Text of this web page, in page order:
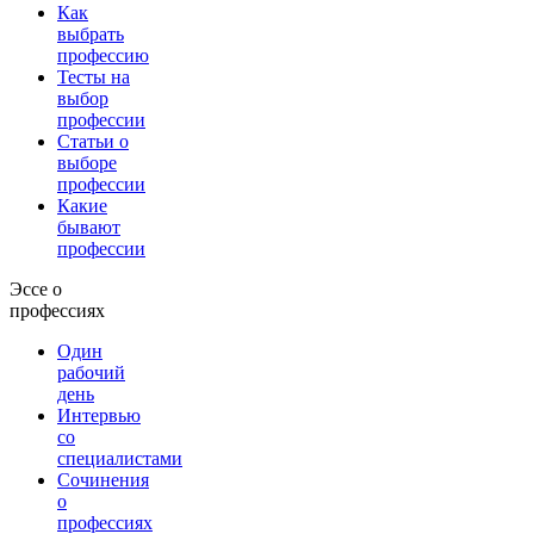
Как
выбрать
профессию
Тесты на
выбор
профессии
Статьи о
выборе
профессии
Какие
бывают
профессии
Эссе о
профессиях
Один
рабочий
день
Интервью
со
специалистами
Сочинения
о
профессиях